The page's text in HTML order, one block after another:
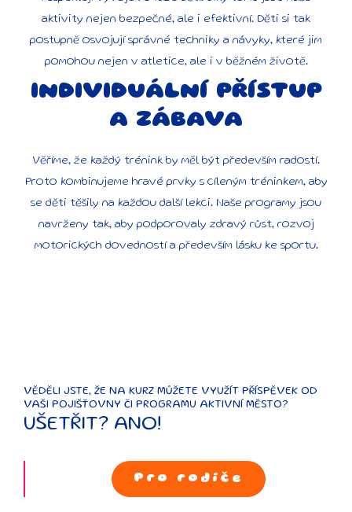
aktivity nejen bezpečné, ale i efektivní. Děti si tak
postupně osvojují správné techniky a návyky, které jim
pomohou nejen v atletice, ale i v běžném životě.
INDIVIDUÁLNÍ PŘÍSTUP
A ZÁBAVA
Věříme, že každý trénink by měl být především radostí.
Proto kombinujeme hravé prvky s cíleným tréninkem, aby
se děti těšily na každou další lekci. Naše programy jsou
navrženy tak, aby podporovaly zdravý růst, rozvoj
motorických dovedností a především lásku ke sportu.
VĚDĚLI JSTE, ŽE NA KURZ MŮŽETE VYUŽÍT PŘÍSPĚVEK OD
VAŠI POJIŠŤOVNY ČI PROGRAMU AKTIVNÍ MĚSTO?
UŠETŘIT? ANO!
Pro rodiče